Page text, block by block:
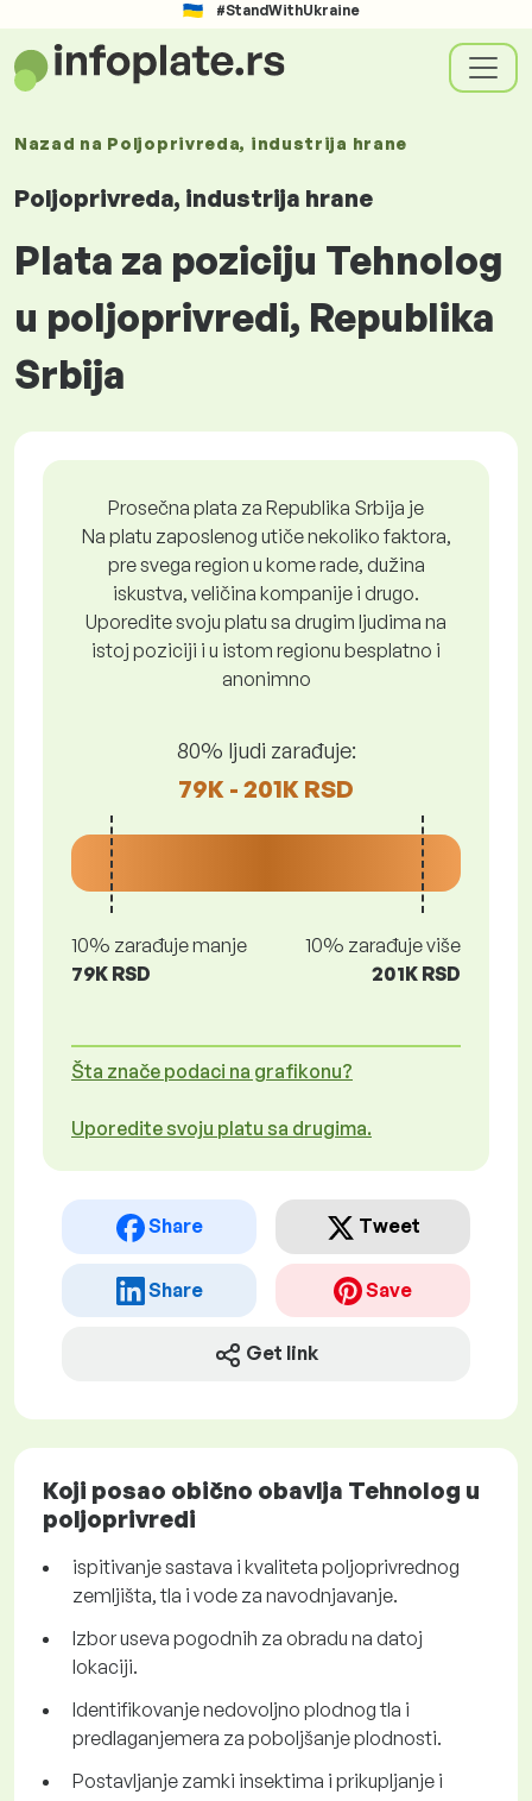
#StandWithUkraine
Nazad na Poljoprivreda, industrija hrane
Poljoprivreda, industrija hrane
Plata za poziciju Tehnolog
u poljoprivredi, Republika
Srbija
Prosečna plata za Republika Srbija je
Na platu zaposlenog utiče nekoliko faktora,
pre svega region u kome rade, dužina
iskustva, veličina kompanije i drugo.
Uporedite svoju platu sa drugim ljudima na
istoj poziciji i u istom regionu besplatno i
anonimno
80% ljudi zarađuje:
79K - 201K RSD
10% zarađuje manje
79K RSD
10% zarađuje više
201K RSD
Šta znače podaci na grafikonu?
Uporedite svoju platu sa drugima.
Share Tweet
Share Save
Get link
Koji posao obično obavlja Tehnolog u
poljoprivredi
ispitivanje sastava i kvaliteta poljoprivrednog
zemljišta, tla i vode za navodnjavanje.
Izbor useva pogodnih za obradu na datoj
lokaciji.
Identifikovanje nedovoljno plodnog tla i
predlaganjemera za poboljšanje plodnosti.
Postavljanje zamki insektima i prikupljanje i